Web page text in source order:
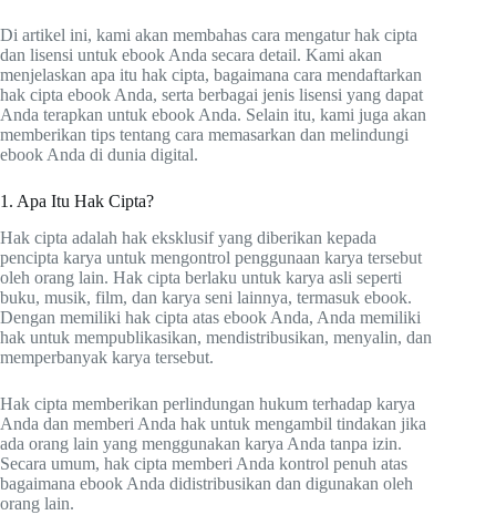
Di artikel ini, kami akan membahas cara mengatur hak cipta
dan lisensi untuk ebook Anda secara detail. Kami akan
menjelaskan apa itu hak cipta, bagaimana cara mendaftarkan
hak cipta ebook Anda, serta berbagai jenis lisensi yang dapat
Anda terapkan untuk ebook Anda. Selain itu, kami juga akan
memberikan tips tentang cara memasarkan dan melindungi
ebook Anda di dunia digital.
1. Apa Itu Hak Cipta?
Hak cipta adalah hak eksklusif yang diberikan kepada
pencipta karya untuk mengontrol penggunaan karya tersebut
oleh orang lain. Hak cipta berlaku untuk karya asli seperti
buku, musik, film, dan karya seni lainnya, termasuk ebook.
Dengan memiliki hak cipta atas ebook Anda, Anda memiliki
hak untuk mempublikasikan, mendistribusikan, menyalin, dan
memperbanyak karya tersebut.
Hak cipta memberikan perlindungan hukum terhadap karya
Anda dan memberi Anda hak untuk mengambil tindakan jika
ada orang lain yang menggunakan karya Anda tanpa izin.
Secara umum, hak cipta memberi Anda kontrol penuh atas
bagaimana ebook Anda didistribusikan dan digunakan oleh
orang lain.